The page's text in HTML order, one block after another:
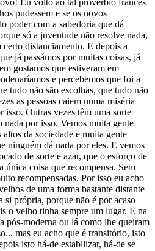
Eu volto ao tal provérbio francês
pudessem e se os novos
poder com a sabedoria que dá
só a juventude não resolve nada,
distanciamento. E depois a
já passámos por muitas coisas, já
gostamos que estiveram em
e percebemos que foi a
tudo não são escolhas, que tudo não
as pessoas caiem numa miséria
isso. Outras vezes têm uma sorte
por isso. Vemos muita gente
da sociedade e muita gente
ninguém dá nada por eles. E vemos
de sorte e azar, que o esforço de
única coisa que recompensa. Sem
recompensadas. Por isso eu acho
de uma forma bastante distante
si própria, porque não é por acaso
o velho tinha sempre um lugar. E na
pós-moderna ou lá como lhe queiram
mas eu acho que é transitório, isto
isto há-de estabilizar, há-de se